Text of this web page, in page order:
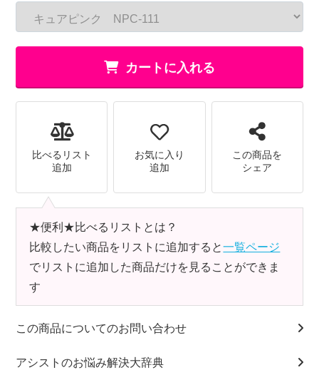
カートに入れる
比べるリスト
追加
お気に入り
追加
この商品を
シェア
★便利★比べるリストとは？
比較したい商品をリストに追加すると一覧ページ
でリストに追加した商品だけを見ることができま
す
この商品についてのお問い合わせ
アシストのお悩み解決大辞典